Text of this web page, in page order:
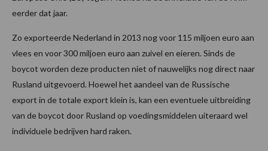
eerder dat jaar.
Zo exporteerde Nederland in 2013 nog voor 115 miljoen euro aan
vlees en voor 300 miljoen euro aan zuivel en eieren. Sinds de
boycot worden deze producten niet of nauwelijks nog direct naar
Rusland uitgevoerd. Hoewel het aandeel van de Russische
export in de totale export klein is, kan een eventuele uitbreiding
van de boycot door Rusland op voedingsmiddelen uiteraard wel
individuele bedrijven hard raken.